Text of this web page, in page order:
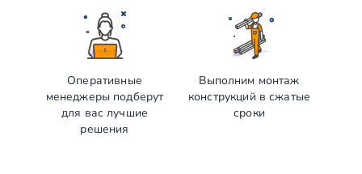
Оперативные
менеджеры подберут
для вас лучшие
решения
Выполним монтаж
конструкций в сжатые
сроки